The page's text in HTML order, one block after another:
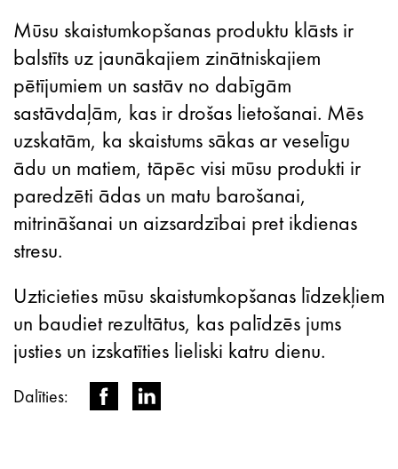
Mūsu skaistumkopšanas produktu klāsts ir
balstīts uz jaunākajiem zinātniskajiem
pētījumiem un sastāv no dabīgām
sastāvdaļām, kas ir drošas lietošanai. Mēs
uzskatām, ka skaistums sākas ar veselīgu
ādu un matiem, tāpēc visi mūsu produkti ir
paredzēti ādas un matu barošanai,
mitrināšanai un aizsardzībai pret ikdienas
stresu.
Uzticieties mūsu skaistumkopšanas līdzekļiem
un baudiet rezultātus, kas palīdzēs jums
justies un izskatīties lieliski katru dienu.
Dalīties: